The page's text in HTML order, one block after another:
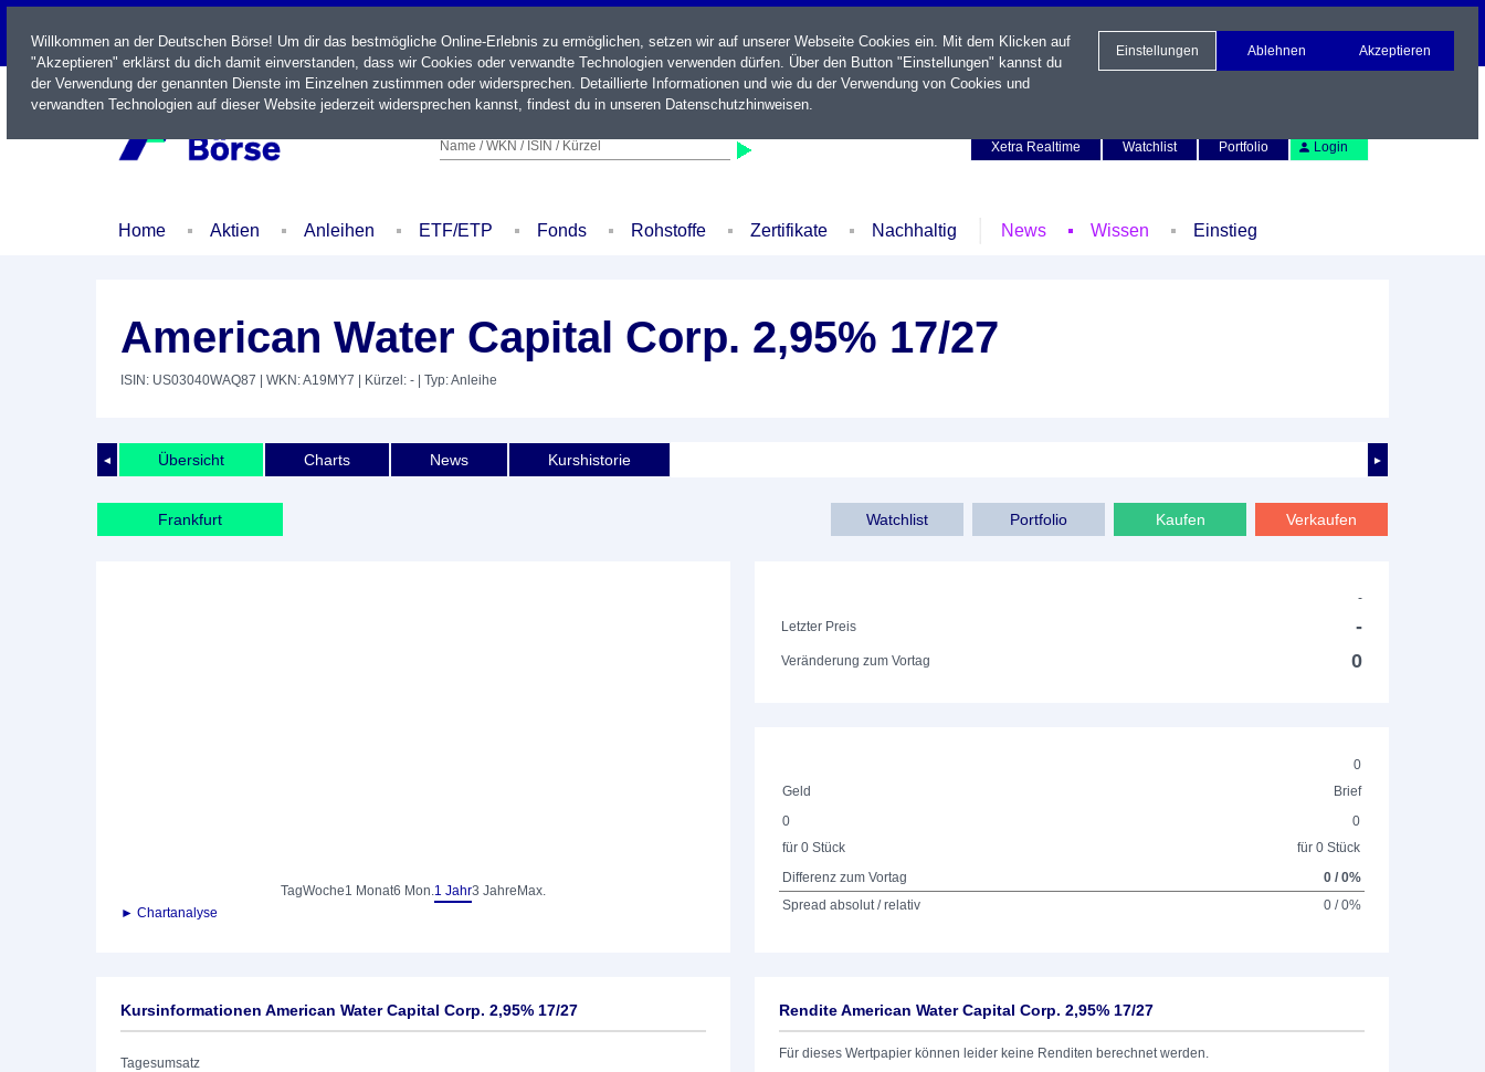
LIVE
Name / WKN / ISIN / Kürzel
Xetra Realtime
Watchlist Portfolio Login
Home Aktien Anleihen ETF/ETP Fonds Rohstoffe Zertifikate Nachhaltig News Wissen Einstieg
American Water Capital Corp. 2,95% 17/27
ISIN: US03040WAQ87 | WKN: A19MY7 | Kürzel: - | Typ: Anleihe
◄ ►
Übersicht Charts News Kurshistorie
Frankfurt Verkaufen
Kaufen
Portfolio
Watchlist
TagWoche1 Monat6 Mon.1 Jahr3 Jahre Max.
► Chartanalyse
-
Letzter Preis
-
Veränderung zum Vortag 0
0
Geld
Brief
0
für 0 Stück
0
für 0 Stück
Differenz zum Vortag
0 / 0%
Spread absolut / relativ
0 / 0%
Kursinformationen American Water Capital Corp. 2,95% 17/27
Tagesumsatz
Rendite American Water Capital Corp. 2,95% 17/27
Für dieses Wertpapier können leider keine Renditen berechnet werden.
Willkommen an der Deutschen Börse! Um dir das bestmögliche Online-Erlebnis zu ermöglichen, setzen wir auf unserer Webseite Cookies ein. Mit dem Klicken auf
"Akzeptieren" erklärst du dich damit einverstanden, dass wir Cookies oder verwandte Technologien verwenden dürfen. Über den Button "Einstellungen" kannst du
der Verwendung der genannten Dienste im Einzelnen zustimmen oder widersprechen. Detaillierte Informationen und wie du der Verwendung von Cookies und
verwandten Technologien auf dieser Website jederzeit widersprechen kannst, findest du in unseren Datenschutzhinweisen.
Einstellungen Ablehnen Akzeptieren